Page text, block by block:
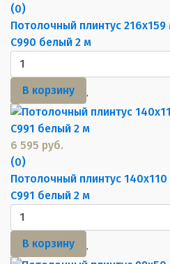
(0)
Потолочный плинтус
C990 белый 2 м
В корзину
6 595 руб.
(0)
Потолочный плинтус
C991 белый 2 м
В корзину